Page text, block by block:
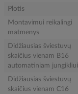
Plotis
Montavimui reikalingi
matmenys
Didžiausias šviestuvų
skaičius vienam B16
automatiniam jungikliui
Didžiausias šviestuvų
skaičius vienam C16